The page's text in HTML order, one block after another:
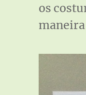
os
maneira